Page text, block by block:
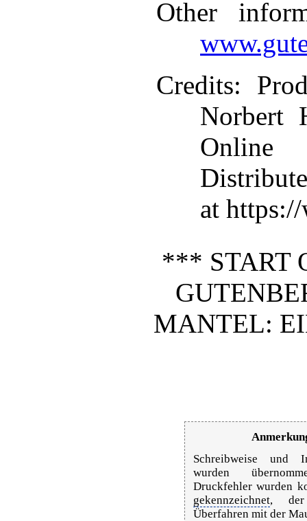
Other
Credits:
Norbert
Online
at
*** START
MANTEL:
Schreibweise und
wurden
Druckfehler wurden
gekennzeichnet, der
Überfahren mit der